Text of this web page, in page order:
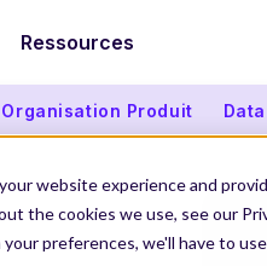
website experience and
the cookies we use, see our
preferences, we'll have to
Ressources
Organisation Produit